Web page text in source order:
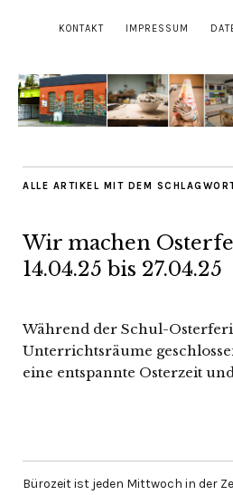
KONTAKT IMPRESSUM
ALLE ARTIKEL MIT DEM
Wir machen
14.04.25 bis 27.04.25
Während der Schul-
Unterrichtsräume
eine entspannte Osterzeit
Bürozeit ist jeden Mittwoch in der